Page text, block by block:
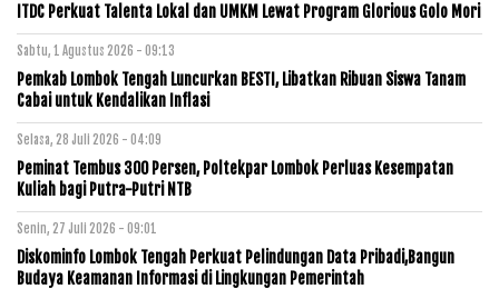
ITDC Perkuat Talenta Lokal dan UMKM Lewat Program Glorious Golo Mori
Sabtu, 1 Agustus 2026 - 09:13
Pemkab Lombok Tengah Luncurkan BESTI, Libatkan Ribuan Siswa Tanam
Cabai untuk Kendalikan Inflasi
Selasa, 28 Juli 2026 - 04:09
Peminat Tembus 300 Persen, Poltekpar Lombok Perluas Kesempatan
Kuliah bagi Putra-Putri NTB
Senin, 27 Juli 2026 - 09:01
Diskominfo Lombok Tengah Perkuat Pelindungan Data Pribadi,Bangun
Budaya Keamanan Informasi di Lingkungan Pemerintah